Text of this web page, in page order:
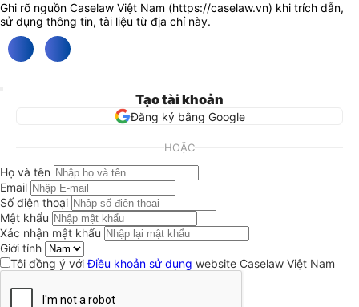
Ghi rõ nguồn Caselaw Việt Nam (https://caselaw.vn) khi trích dẫn,
sử dụng thông tin, tài liệu từ địa chỉ này.
Tạo tài khoản
Đăng ký bằng Google
HOẶC
Họ và tên
Email
Số điện thoại
Mật khẩu
Xác nhận mật khẩu
Giới tính
Tôi đồng ý vớiĐiều khoản sử dụng website Caselaw Việt Nam